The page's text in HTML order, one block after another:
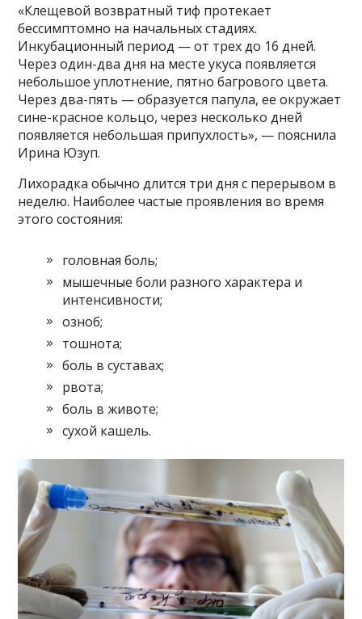
«Клещевой возвратный тиф протекает
бессимптомно на начальных стадиях.
Инкубационный период — от трех до 16 дней.
Через один-два дня на месте укуса появляется
небольшое уплотнение, пятно багрового цвета.
Через два-пять — образуется папула, ее окружает
сине-красное кольцо, через несколько дней
появляется небольшая припухлость», — пояснила
Ирина Юзуп.
Лихорадка обычно длится три дня с перерывом в
неделю. Наиболее частые проявления во время
этого состояния:
головная боль;
мышечные боли разного характера и
интенсивности;
озноб;
тошнота;
боль в суставах;
рвота;
боль в животе;
сухой кашель.